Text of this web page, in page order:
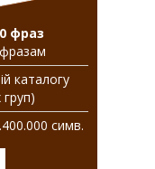
фраз
каталогу
симв.